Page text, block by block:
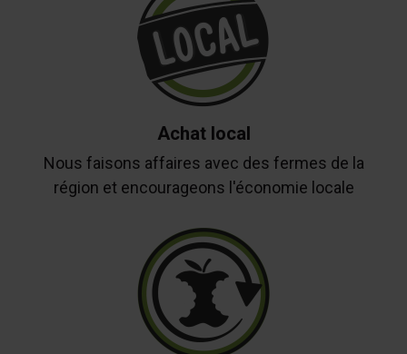
Achat local
Nous faisons affaires avec des fermes de la
région et encourageons l'économie locale